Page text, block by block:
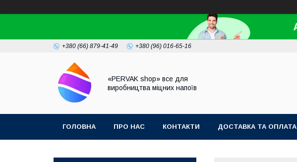
+380 (66) 879-41-49 +380 (96) 016-65-16
«PERVAK shop» все для
виробництва міцних напоїв
ГОЛОВНА ПРО НАС КОНТАКТИ ДОСТАВКА ТА ОПЛАТА